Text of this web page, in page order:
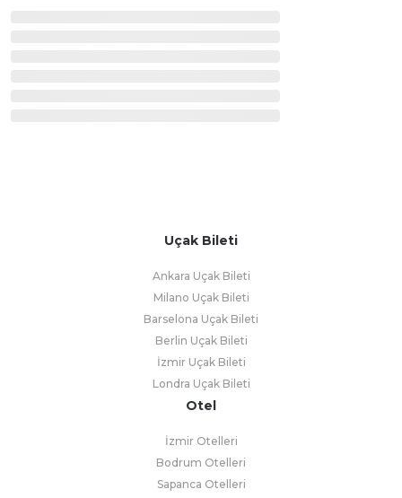
Uçak Bileti
Ankara Uçak Bileti
Milano Uçak Bileti
Barselona Uçak Bileti
Berlin Uçak Bileti
İzmir Uçak Bileti
Londra Uçak Bileti
Otel
İzmir Otelleri
Bodrum Otelleri
Sapanca Otelleri